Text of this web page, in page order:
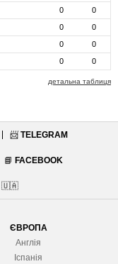
0
0
0
0
0
0
0 0
детальна таблиця
📨 TELEGRAM
📘 FACEBOOK
🇺🇦
ЄВРОПА
Англія
Іспанія